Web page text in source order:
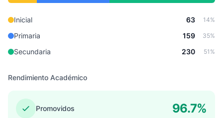
Inicial 63 14%
Primaria 159 35%
Secundaria 230 51%
Rendimiento Académico
Promovidos 96.7%